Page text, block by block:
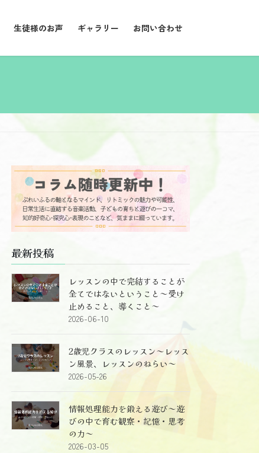
生徒様のお声 ギャラリー お問い合わせ
最新投稿
レッスンの中で完結することが
全てではないということ～受け
止めること、導くこと～
2026-06-10
2歳児クラスのレッスン～レッス
ン風景、レッスンのねらい～
2026-05-26
情報処理能力を鍛える遊び～遊
びの中で育む観察・記憶・思考
の力～
2026-03-05